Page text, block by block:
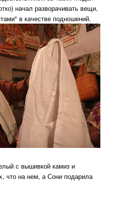
начал разворачивать вещи,
в качестве подношений.
с вышивкой камиз и
что на нем, а Сони подарила